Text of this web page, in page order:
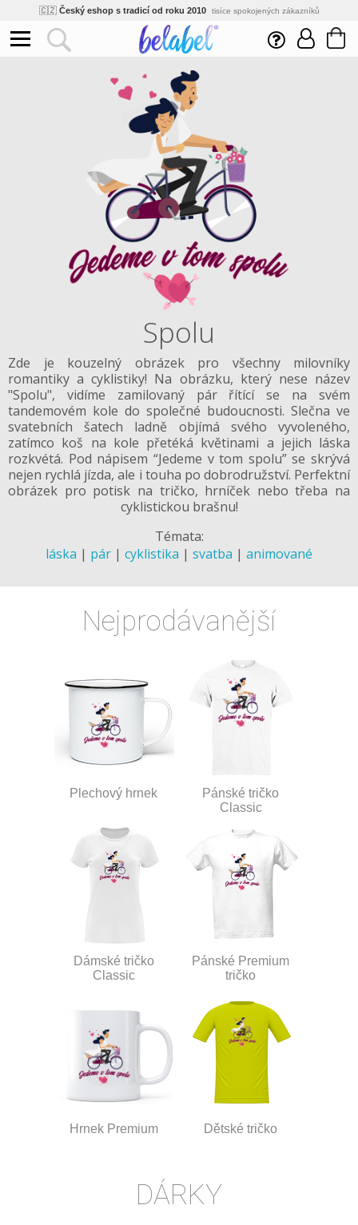
🌿Ekologický a zdravotně nezávadný žádná čína, barvy s certifikáty
Inovativní výroba vlastní vývoj, nejnovější technologie
Rychlé dodání expedujeme do 24h
Výhodné pro firmy velké množstevní slevy
Kvalita pod kontrolou jsme přímý výrobce, žádný zprostředkovatel
Český eshop s tradicí od roku 2010
Spolu
Zde je kouzelný obrázek pro všechny milovníky
romantiky a cyklistiky! Na obrázku, který nese název
"Spolu", vidíme zamilovaný pár řítící se na svém
tandemovém kole do společné budoucnosti. Slečna ve
svatebních šatech ladně objímá svého vyvoleného,
zatímco koš na kole přetéká květinami a jejich láska
rozkvétá. Pod nápisem “Jedeme v tom spolu” se skrývá
nejen rychlá jízda, ale i touha po dobrodružství. Perfektní
obrázek pro potisk na tričko, hrníček nebo třeba na
cyklistickou brašnu!
Témata:
láska | pár | cyklistika | svatba | animované
Nejprodávanější
Plechový hrnek
Pánské tričko
Classic
Dámské tričko
Classic
Pánské Premium
tričko
Hrnek Premium Dětské tričko
DÁRKY